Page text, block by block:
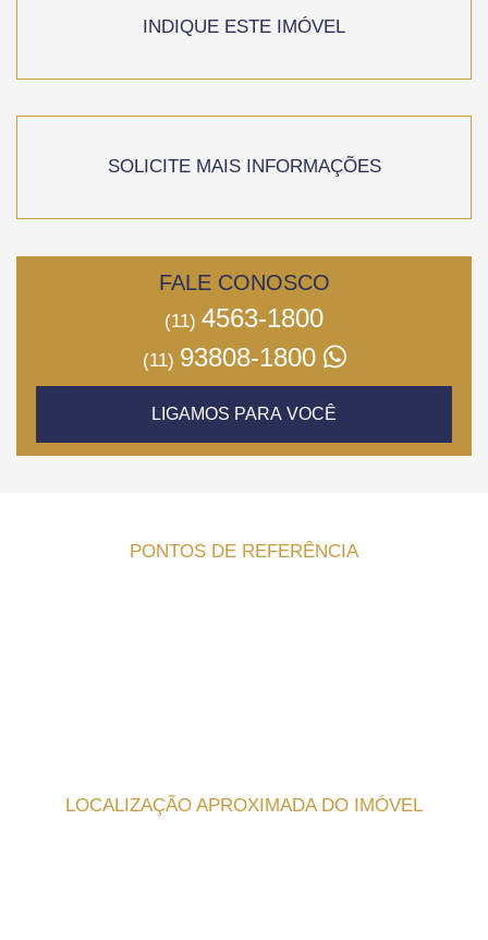
INDIQUE ESTE IMÓVEL
SOLICITE MAIS INFORMAÇÕES
FALE CONOSCO
(11) 4563-1800
(11) 93808-1800
LIGAMOS PARA VOCÊ
PONTOS DE REFERÊNCIA
LOCALIZAÇÃO APROXIMADA DO IMÓVEL